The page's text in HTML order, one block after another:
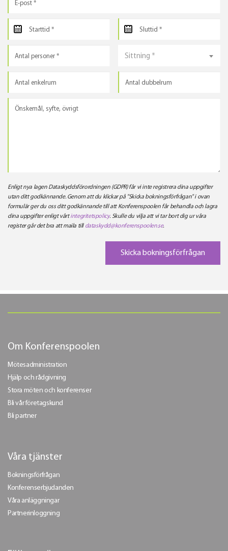
Sittning *
Enligt nya lagen Dataskyddsförordningen (GDPR) får vi inte registrera dina uppgifter
utan ditt godkännande. Genom att du klickar på "Skicka bokningsförfrågan" i ovan
formulär ger du oss ditt godkännande till att Konferenspoolen får behandla och lagra
dina uppgifter enligt vårtintegritetspolicy. Skulle du vilja att vi tar bort dig ur våra
register går det bra att maila till dataskydd@konferenspoolen.se.
Om Konferenspoolen
Mötesadministration
Hjälp och rådgivning
Stora möten och konferenser
Bli vår företagskund
Bli partner
Våra tjänster
Bokningsförfrågan
Konferenserbjudanden
Våra anläggningar
Partnerinloggning